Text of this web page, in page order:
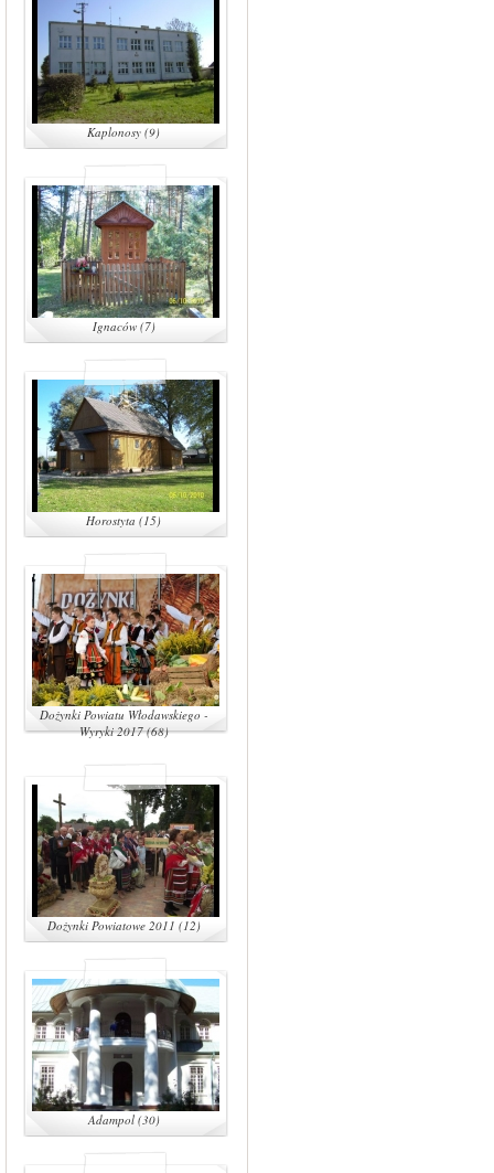
Kaplonosy (9)
Ignaców (7)
Horostyta (15)
Dożynki Powiatu Włodawskiego -
Wyryki 2017 (68)
Dożynki Powiatowe 2011 (12)
Adampol (30)